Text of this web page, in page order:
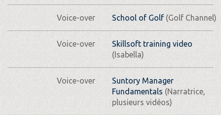
Voice-over School of Golf(Golf Channel)
Voice-over
Skillsoft training video
(Isabella)
Voice-over
Suntory Manager
Fundamentals (Narratrice,
plusieurs vidéos)